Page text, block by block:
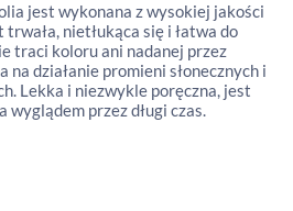
jest wykonana z wysokiej jakości
nietłukąca się i łatwa do
traci koloru ani nadanej przez
na działanie promieni słonecznych i
Lekka i niezwykle poręczna, jest
przez długi czas.